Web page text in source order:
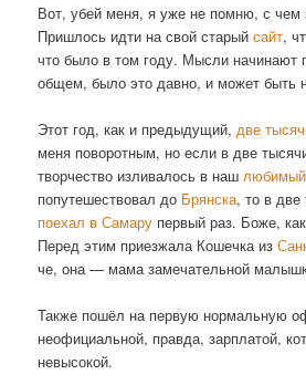
Вот, убей меня, я уже не помню, с чем
Пришлось идти на свой старыйсайт,
что было в том году. Мысли начинают
общем, было это давно, и может быть
Этот год, как и предыдущий, две
меня поворотным, но если в две
творчество изливалось в наш
попутешествовал до Брянска, то в
поехал в Самару первый раз. Боже,
Перед этим приезжала Кошечка из
че, она — мама замечательной
Также пошёл на первую нормальную
неофициальной, правда, зарплатой,
невысокой.